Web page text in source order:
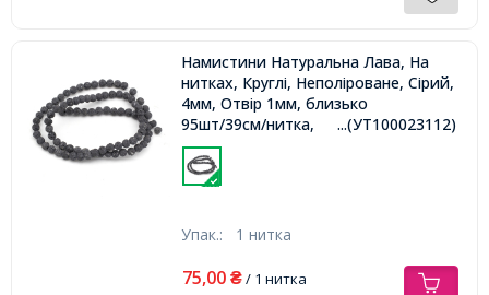
Намистини Натуральна Лава, На
нитках, Круглі, Неполіроване, Сірий,
4мм, Отвір 1мм, близько
95шт/39см/нитка,
...(УТ100023112)
Упак.: 1 нитка
75,00 ₴/ 1 нитка